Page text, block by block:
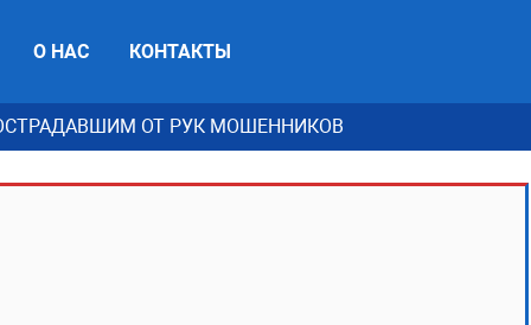
О НАС КОНТАКТЫ
ОТ РУК МОШЕННИКОВ